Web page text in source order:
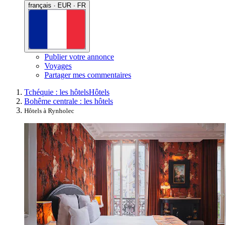
français · EUR · FR
Publier votre annonce
Voyages
Partager mes commentaires
Tchéquie : les hôtelsHôtels
Bohême centrale : les hôtels
Hôtels à Rynholec